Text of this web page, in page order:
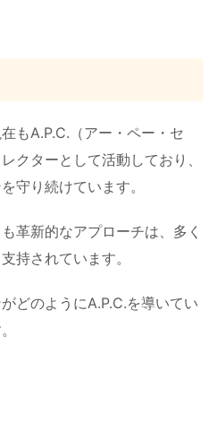
もA.P.C.（アー・ペー・セ
クターとして活動しており、
守り続けています。
革新的なアプローチは、多く
持されています。
どのようにA.P.C.を導いてい